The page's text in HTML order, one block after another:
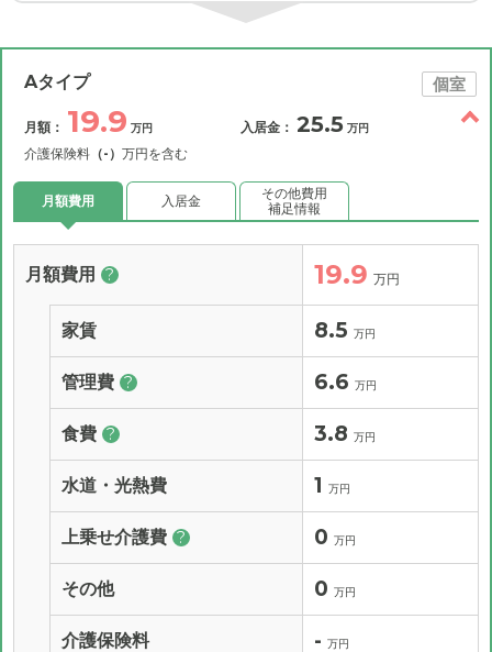
Aタイプ 個室
月額： 19.9 万円
介護保険料 （-） 万円を含む
入居金： 25.5 万円
月額費用 入居金
その他費用
補足情報
月額費用 ? 19.9 万円
家賃 8.5 万円
管理費 ? 6.6 万円
食費 ? 3.8 万円
水道・光熱費 1 万円
上乗せ介護費 ? 0 万円
その他 0 万円
介護保険料 - 万円